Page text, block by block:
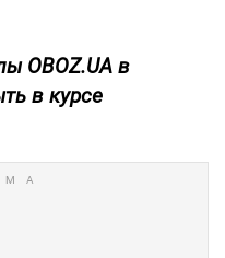
OBOZ.UA в
в курсе